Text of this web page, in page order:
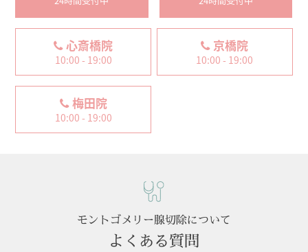
心斎橋院
10:00 - 19:00
京橋院
10:00 - 19:00
梅田院
10:00 - 19:00
モントゴメリー腺切除について
よくある質問